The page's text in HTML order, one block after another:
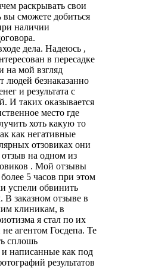
раскрывать свои
сможете добиться
наличии
дела. Надеюсь ,
в пересадке
мой взгляд
людей безнаказанно
и результата с
И таких оказывается
место где
хоть какую то
как негативные
отзовиках они
на одном из
. Мой отзывы
5 часов при этом
успели обвинить
В заказном отзыве в
клиникам, в
я стал по их
агентом Госдепа. Те
сплошь
написанные как под
результатов